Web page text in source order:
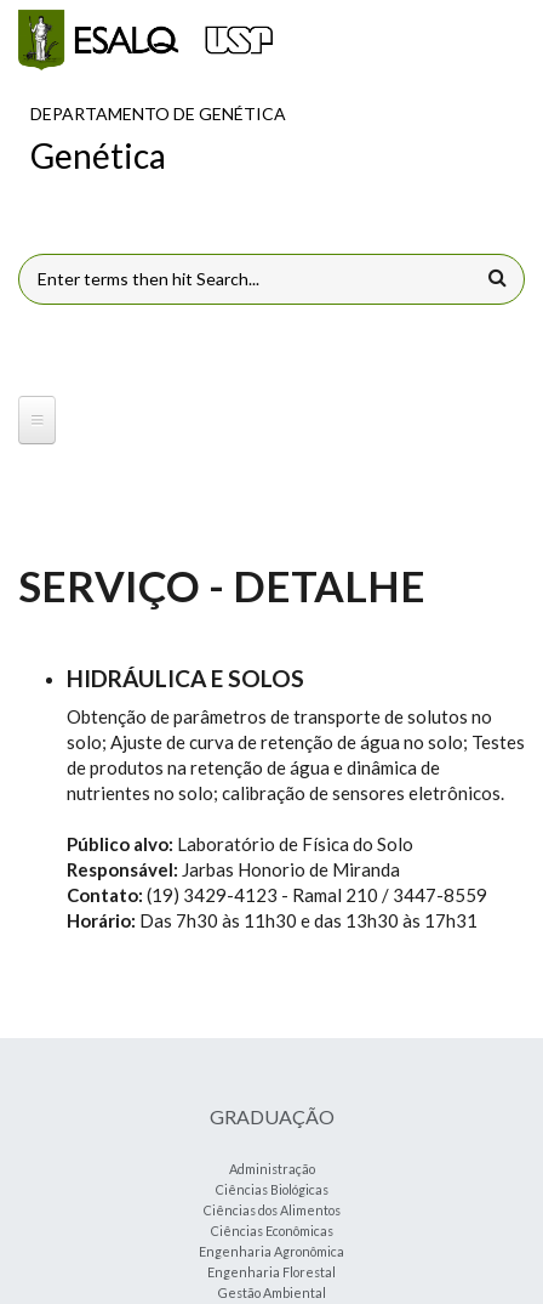
Pular para o conteúdo principal
DEPARTAMENTO DE GENÉTICA
Genética
FORMULÁRIO DE BUSCA
SERVIÇO - DETALHE
HIDRÁULICA E SOLOS
Obtenção de parâmetros de transporte de solutos no
solo; Ajuste de curva de retenção de água no solo; Testes
de produtos na retenção de água e dinâmica de
nutrientes no solo; calibração de sensores eletrônicos.
Público alvo: Laboratório de Física do Solo
Responsável: Jarbas Honorio de Miranda
Contato: (19) 3429-4123 - Ramal 210 / 3447-8559
Horário: Das 7h30 às 11h30 e das 13h30 às 17h31
GRADUAÇÃO
Administração
Ciências Biológicas
Ciências dos Alimentos
Ciências Econômicas
Engenharia Agronômica
Engenharia Florestal
Gestão Ambiental